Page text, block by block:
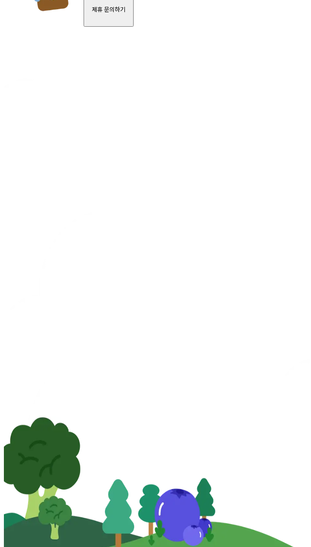
제휴 문의하기